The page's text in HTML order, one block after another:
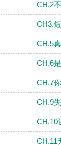
CH.2
CH3.
CH.5
CH.6
CH.7
CH.9
CH.10
CH.11